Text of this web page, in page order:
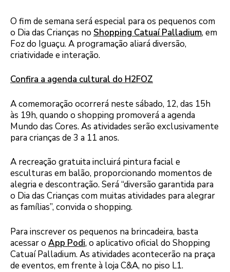
O fim de semana será especial para os pequenos com
o Dia das Crianças no Shopping Catuaí Palladium, em
Foz do Iguaçu. A programação aliará diversão,
criatividade e interação.
Confira a agenda cultural do H2FOZ
A comemoração ocorrerá neste sábado, 12, das 15h
às 19h, quando o shopping promoverá a agenda
Mundo das Cores. As atividades serão exclusivamente
para crianças de 3 a 11 anos.
A recreação gratuita incluirá pintura facial e
esculturas em balão, proporcionando momentos de
alegria e descontração. Será “diversão garantida para
o Dia das Crianças com muitas atividades para alegrar
as famílias”, convida o shopping.
Para inscrever os pequenos na brincadeira, basta
acessar o App Podi, o aplicativo oficial do Shopping
Catuaí Palladium. As atividades acontecerão na praça
de eventos, em frente à loja C&A, no piso L1.